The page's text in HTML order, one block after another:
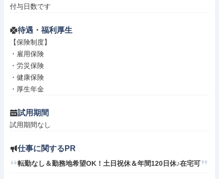
付与日数です
待遇・福利厚生
【保険制度】
・雇用保険
・労災保険
・健康保険
・厚生年金
試用期間
試用期間なし
仕事に関するPR
転勤なし＆勤務地希望OK！土日祝休＆年間120日休♪在宅可